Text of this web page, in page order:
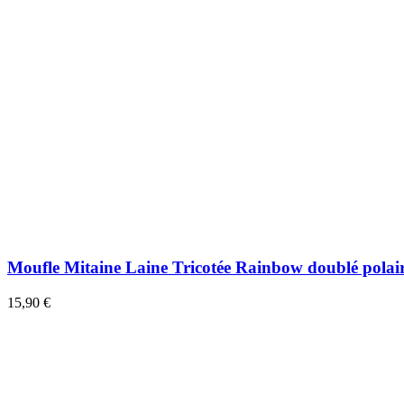
Moufle Mitaine Laine Tricotée Rainbow doublé
15,90 €